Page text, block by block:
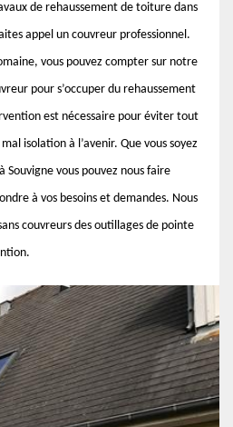
de rehaussement de toiture dans
appel un couvreur professionnel.
vous pouvez compter sur notre
pour s’occuper du rehaussement
est nécessaire pour éviter tout
isolation à l’avenir. Que vous soyez
Souvigne vous pouvez nous faire
à vos besoins et demandes. Nous
couvreurs des outillages de pointe